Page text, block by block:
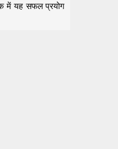
में यह सफल प्रयोग